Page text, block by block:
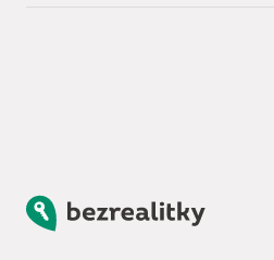
Bezrealitky